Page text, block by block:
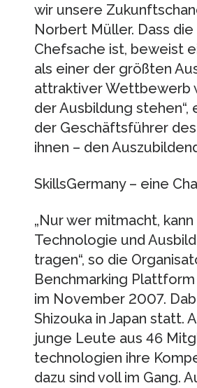
wir unsere
Norbert Müller. Dass
Chefsache ist, beweist
als einer der größten
attraktiver Wettbewerb
der Ausbildung stehen“,
der Geschäftsführer
ihnen – den
SkillsGermany – eine
„Nur wer mitmacht,
Technologie und
tragen“, so die
Benchmarking
im November 2007.
Shizouka in Japan
junge Leute aus 46
technologien ihre
dazu sind voll im Gang.